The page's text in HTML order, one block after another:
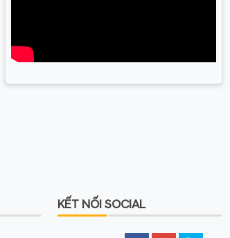
KẾT NỐI SOCIAL